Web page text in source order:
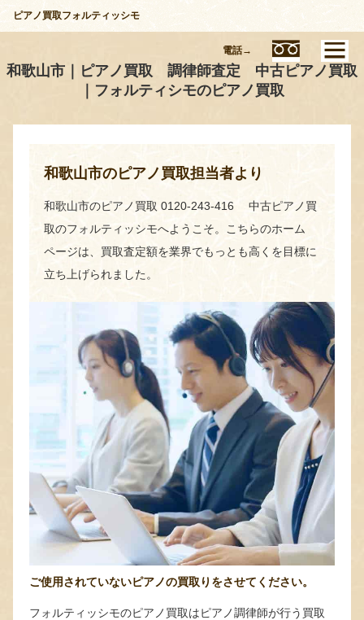
ピアノ買取フォルティッシモ
和歌山市｜ピアノ買取 調律師査定 中古ピアノ買取
｜フォルティシモのピアノ買取
和歌山市のピアノ買取担当者より
和歌山市のピアノ買取 0120-243-416 中古ピアノ買
取のフォルティッシモへようこそ。こちらのホーム
ページは、買取査定額を業界でもっとも高くを目標に
立ち上げられました。
ご使用されていないピアノの買取りをさせてください。
フォルティッシモのピアノ買取はピアノ調律師が行う買取
電話→